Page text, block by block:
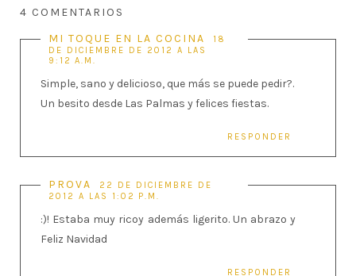
4 COMENTARIOS
MI TOQUE EN LA COCINA
18
DE DICIEMBRE DE 2012 A LAS
9:12 A.M.
Simple, sano y delicioso, que más se puede pedir?.
Un besito desde Las Palmas y felices fiestas.
RESPONDER
PROVA
22 DE DICIEMBRE DE
2012 A LAS 1:02 P.M.
:)! Estaba muy ricoy además ligerito. Un abrazo y
Feliz Navidad
RESPONDER